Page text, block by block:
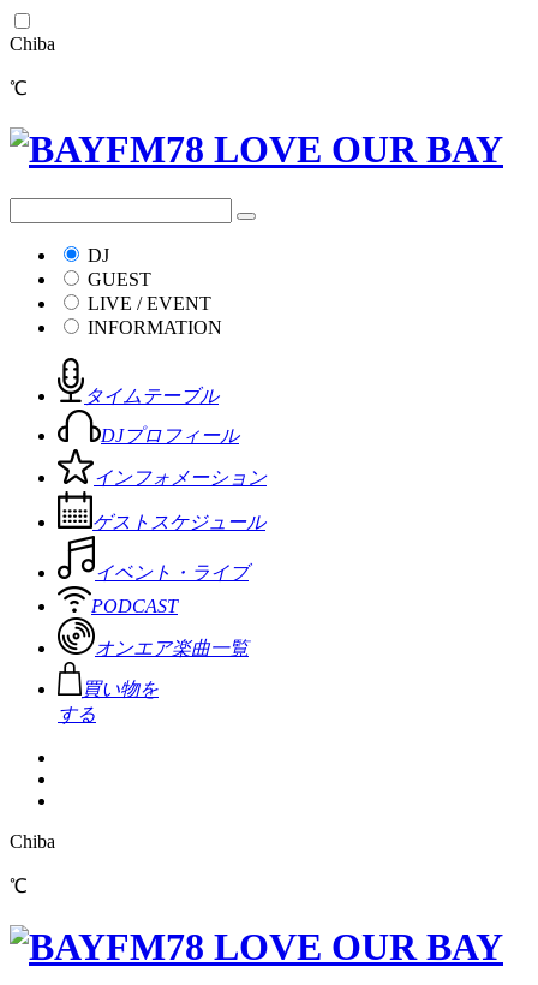
Chiba
℃
DJ
GUEST
LIVE / EVENT
INFORMATION
タイムテーブル
DJプロフィール
インフォメーション
ゲストスケジュール
イベント・ライブ
PODCAST
オンエア楽曲一覧
買い物を
する
Chiba
℃